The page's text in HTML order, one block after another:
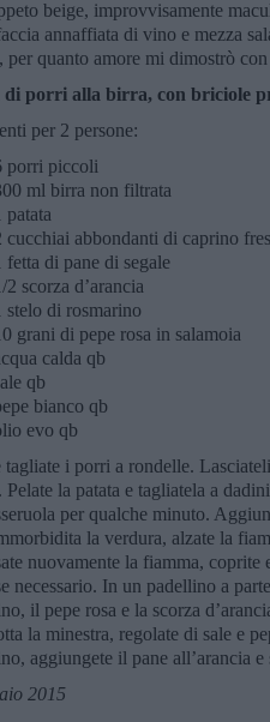
beige, improvvisamente
annaffiata di vino e mezza
per quanto amore mi dimostrò
porri alla birra, con briciole
per 2 persone:
porri piccoli
ml birra non filtrata
patata
cucchiai abbondanti di caprino
fetta di pane di segale
2 scorza d’arancia
stelo di rosmarino
grani di pepe rosa in salamoia
calda qb
qb
bianco qb
evo qb
tagliate i porri a rondelle.
Pelate la patata e tagliatela a
per qualche minuto.
la verdura, alzate la
nuovamente la fiamma,
necessario. In un padellino a
il pepe rosa e la scorza
la minestra, regolate di sale e
aggiungete il pane all’arancia
2015